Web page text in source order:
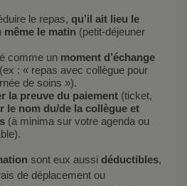
le repas, qu’il ait lieu le
le matin (petit-déjeuner
comme un moment d’échange
(ex : « repas avec collègue pour
de soins »).
la preuve du paiement (ticket,
le nom du/de la collègue et
(à minima sur votre agenda ou
sont eux aussi déductibles,
de déplacement ou